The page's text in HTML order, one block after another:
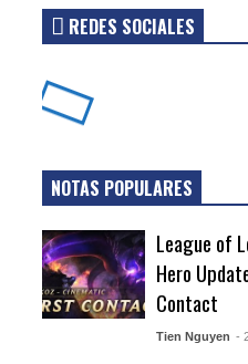
REDES SOCIALES
NOTAS POPULARES
League of
Hero
Contact
Tien Nguyen -